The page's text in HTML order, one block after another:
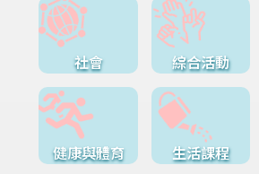
社會 綜合活動
健康與體育 生活課程